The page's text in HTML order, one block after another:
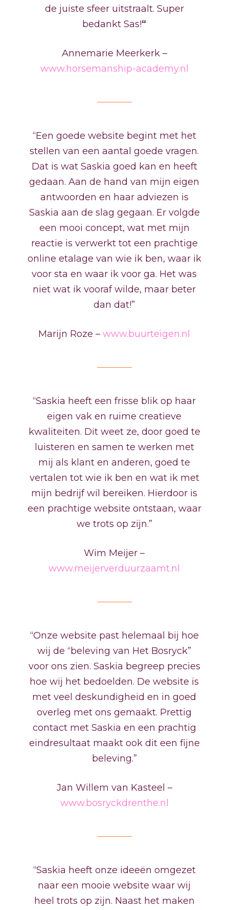
de juiste sfeer uitstraalt. Super
bedankt Sas!“
Annemarie Meerkerk –
www.horsemanship-academy.nl
“Een goede website begint met het
stellen van een aantal goede vragen.
Dat is wat Saskia goed kan en heeft
gedaan. Aan de hand van mijn eigen
antwoorden en haar adviezen is
Saskia aan de slag gegaan. Er volgde
een mooi concept, wat met mijn
reactie is verwerkt tot een prachtige
online etalage van wie ik ben, waar ik
voor sta en waar ik voor ga. Het was
niet wat ik vooraf wilde, maar beter
dan dat!”
Marijn Roze –www.buurteigen.nl
“Saskia heeft een frisse blik op haar
eigen vak en ruime creatieve
kwaliteiten. Dit weet ze, door goed te
luisteren en samen te werken met
mij als klant en anderen, goed te
vertalen tot wie ik ben en wat ik met
mijn bedrijf wil bereiken. Hierdoor is
een prachtige website ontstaan, waar
we trots op zijn.”
Wim Meijer –
www.meijerverduurzaamt.nl
“Onze website past helemaal bij hoe
wij de “beleving van Het Bosryck”
voor ons zien. Saskia begreep precies
hoe wij het bedoelden. De website is
met veel deskundigheid en in goed
overleg met ons gemaakt. Prettig
contact met Saskia en een prachtig
eindresultaat maakt ook dit een fijne
beleving.”
Jan Willem van Kasteel –
www.bosryckdrenthe.nl
“Saskia heeft onze ideeën omgezet
naar een mooie website waar wij
heel trots op zijn. Naast het maken